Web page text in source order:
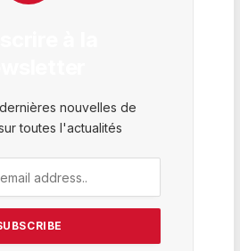
nouvelles de
toutes l'actualités